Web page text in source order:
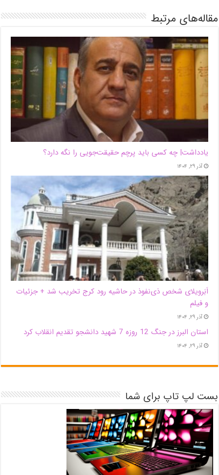
مقاله‌های مرتبط
یادداشت| ‌چه کسی باید پرچم حقیقت‌جویی را نگه دارد؟
آذر ۲۹, ۱۴۰۴
اَبَر‌ویلای شخص ذی‌نفوذ در حاشیه‌ رود کرج تخریب شد + جزئیات
و فیلم
آذر ۲۹, ۱۴۰۴
استان البرز در جنگ 12 روزه 7 شهید دانشجو تقدیم انقلاب کرد
آذر ۲۹, ۱۴۰۴
بست لپ تاپ برای شما